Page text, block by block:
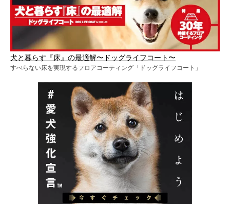
犬と暮らす『床』の最適解〜ドッグライフコート〜
すべらない床を実現するフロアコーティング「ドッグライフコート」